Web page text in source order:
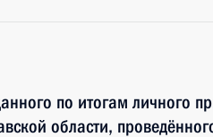
по итогам личного
области,